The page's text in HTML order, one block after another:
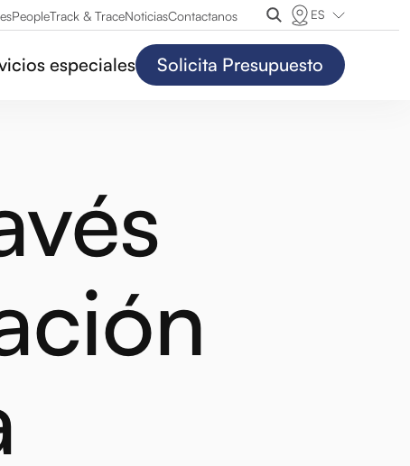
PeopleTrack & TraceNoticiasContactanos ES
especiales Solicita Presupuesto